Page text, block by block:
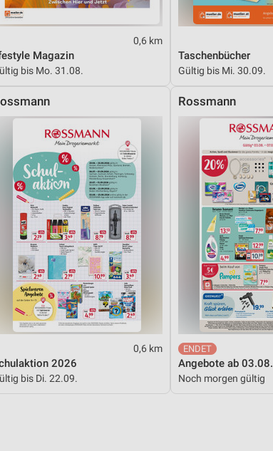
0,6 km
Magazin
bis Mo. 31.08.
Taschenbücher
Gültig bis Mi. 30.09.
0,6 km
2026
bis Di. 22.09.
Rossmann
Angebote ab 03.08.
Noch morgen gültig